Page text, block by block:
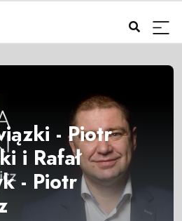
- Piotr
i Rafał
- Piotr